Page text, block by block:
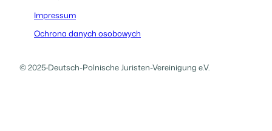
Impressum
Ochrona danych osobowych
© 2025·Deutsch-Polnische Juristen-Vereinigung e.V.